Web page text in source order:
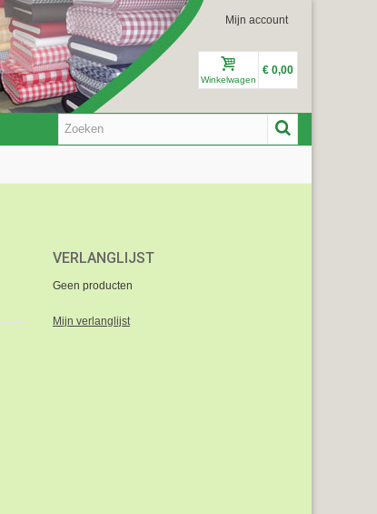
Mijn account
Winkelwagen
€ 0,00
VERLANGLIJST
Geen producten
Mijn verlanglijst